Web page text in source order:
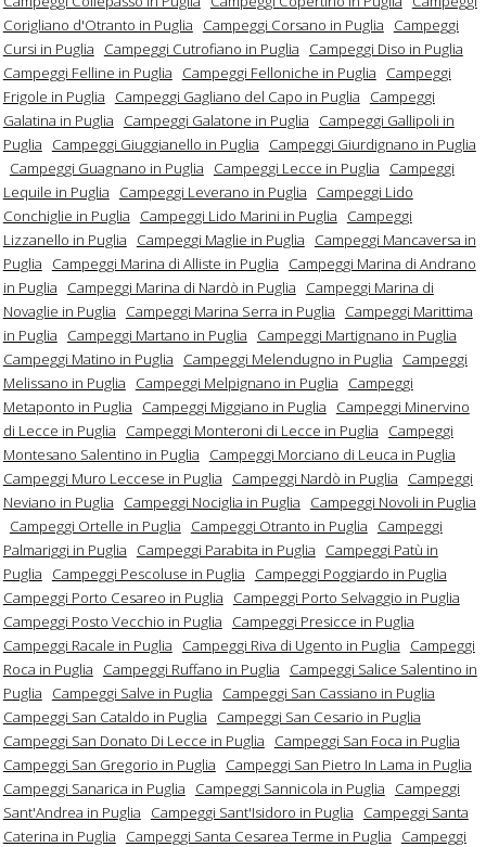
Corigliano d'Otranto in Puglia
Campeggi Corsano in Puglia
Campeggi
Cursi in Puglia
Campeggi Cutrofiano in Puglia
Campeggi Diso in Puglia
Campeggi Felline in Puglia
Campeggi Felloniche in Puglia
Campeggi
Frigole in Puglia
Campeggi Gagliano del Capo in Puglia
Campeggi
Galatina in Puglia
Campeggi Galatone in Puglia
Campeggi Gallipoli in
Puglia
Campeggi Giuggianello in Puglia
Campeggi Giurdignano in Puglia
Campeggi Guagnano in Puglia
Campeggi Lecce in Puglia
Campeggi
Lequile in Puglia
Campeggi Leverano in Puglia
Campeggi Lido
Conchiglie in Puglia
Campeggi Lido Marini in Puglia
Campeggi
Lizzanello in Puglia
Campeggi Maglie in Puglia
Campeggi Mancaversa in
Puglia
Campeggi Marina di Alliste in Puglia
Campeggi Marina di Andrano
in Puglia
Campeggi Marina di Nardò in Puglia
Campeggi Marina di
Novaglie in Puglia
Campeggi Marina Serra in Puglia
Campeggi Marittima
in Puglia
Campeggi Martano in Puglia
Campeggi Martignano in Puglia
Campeggi Matino in Puglia
Campeggi Melendugno in Puglia
Campeggi
Melissano in Puglia
Campeggi Melpignano in Puglia
Campeggi
Metaponto in Puglia
Campeggi Miggiano in Puglia
Campeggi Minervino
di Lecce in Puglia
Campeggi Monteroni di Lecce in Puglia
Campeggi
Montesano Salentino in Puglia
Campeggi Morciano di Leuca in Puglia
Campeggi Muro Leccese in Puglia
Campeggi Nardò in Puglia
Campeggi
Neviano in Puglia
Campeggi Nociglia in Puglia
Campeggi Novoli in Puglia
Campeggi Ortelle in Puglia
Campeggi Otranto in Puglia
Campeggi
Palmariggi in Puglia
Campeggi Parabita in Puglia
Campeggi Patù in
Puglia
Campeggi Pescoluse in Puglia
Campeggi Poggiardo in Puglia
Campeggi Porto Cesareo in Puglia
Campeggi Porto Selvaggio in Puglia
Campeggi Posto Vecchio in Puglia
Campeggi Presicce in Puglia
Campeggi Racale in Puglia
Campeggi Riva di Ugento in Puglia
Campeggi
Roca in Puglia
Campeggi Ruffano in Puglia
Campeggi Salice Salentino in
Puglia
Campeggi Salve in Puglia
Campeggi San Cassiano in Puglia
Campeggi San Cataldo in Puglia
Campeggi San Cesario in Puglia
Campeggi San Donato Di Lecce in Puglia
Campeggi San Foca in Puglia
Campeggi San Gregorio in Puglia
Campeggi San Pietro In Lama in Puglia
Campeggi Sanarica in Puglia
Campeggi Sannicola in Puglia
Campeggi
Sant'Andrea in Puglia
Campeggi Sant'Isidoro in Puglia
Campeggi Santa
Caterina in Puglia
Campeggi Santa Cesarea Terme in Puglia
Campeggi